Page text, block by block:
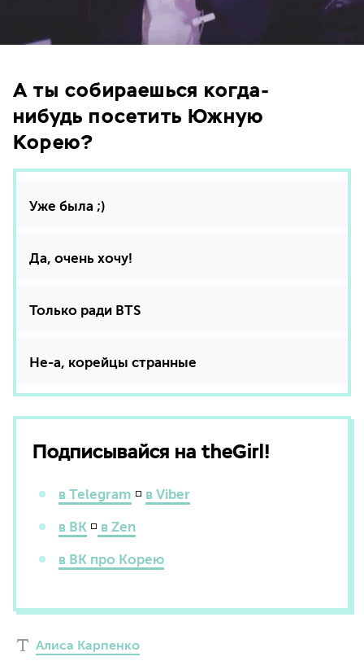
А ты собираешься когда-
нибудь посетить Южную
Корею?
Уже была ;)
Да, очень хочу!
Только ради BTS
Не-а, корейцы странные
Подписывайся на theGirl!
в Telegram ◽ в Viber
в ВК ◽ в Zen
в ВК про Корею
Алиса Карпенко